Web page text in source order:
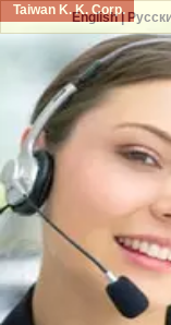
Taiwan K. K. Corp.
English|